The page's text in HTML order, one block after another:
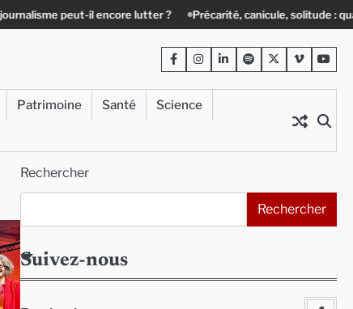
lutter ? Précarité, canicule, solitude : quand le lien social
Facebook
Instagram
LinkedInSpotifyTwitterViméo
Patrimoine Santé
Science
Rechercher
Rechercher
Suivez-nous